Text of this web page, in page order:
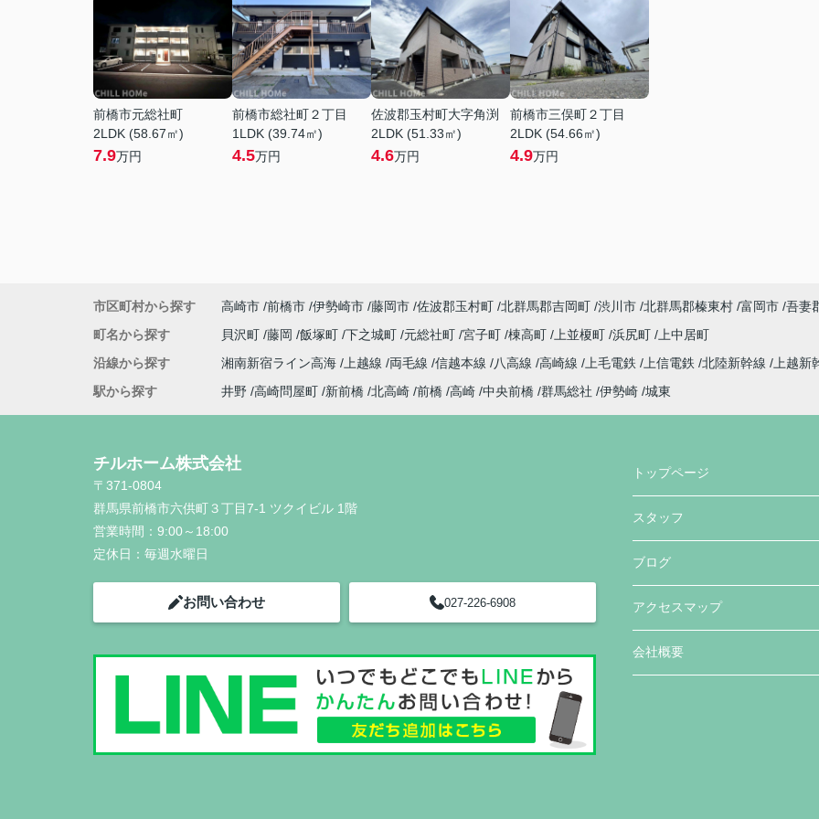
前橋市元総社町
2LDK (58.67㎡)
7.9万円
前橋市総社町２丁目
1LDK (39.74㎡)
4.5万円
佐波郡玉村町大字角渕
2LDK (51.33㎡)
4.6万円
前橋市三俣町２丁目
2LDK (54.66㎡)
4.9万円
市区町村から探す 高崎市 前橋市 伊勢崎市 藤岡市 佐波郡玉村町 北群馬郡吉岡町 渋川市 北群馬郡榛東村 富岡市 吾妻
町名から探す
貝沢町 藤岡 飯塚町 下之城町 元総社町 宮子町 棟高町 上並榎町 浜尻町
上中居町
沿線から探す
湘南新宿ライン高海 上越線 両毛線 信越本線 八高線 高崎線 上毛電鉄 上信電鉄 北陸新幹線
上越新
駅から探す
井野 高崎問屋町 新前橋 北高崎 前橋 高崎 中央前橋 群馬総社 伊勢崎 城東
チルホーム株式会社
〒371-0804
群馬県前橋市六供町３丁目7-1 ツクイビル 1階
営業時間： 9:00～18:00
定休日： 毎週水曜日
お問い合わせ 027-226-6908
トップページ
スタッフ
ブログ
アクセスマップ
会社概要